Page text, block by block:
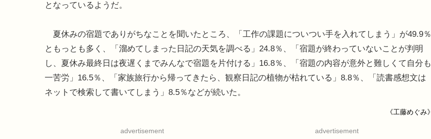
となっているようだ。
夏休みの宿題でありがちなことを聞いたところ、「工作の課題についつい手を入れてしまう」が49.9％
ともっとも多く、「溜めてしまった日記の天気を調べる」24.8％、「宿題が終わっていないことが判明
し、夏休み最終日は夜遅くまでみんなで宿題を片付ける」16.8％、「宿題の内容が意外と難しくて自分も
一苦労」16.5％、「家族旅行から帰ってきたら、観察日記の植物が枯れている」8.8％、「読書感想文は
ネットで検索して書いてしまう」8.5％などが続いた。
《工藤めぐみ》
advertisement advertisement